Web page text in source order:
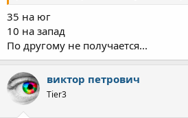
35 на юг
10 на запад
По другому не получается...
виктор петрович
Tier3